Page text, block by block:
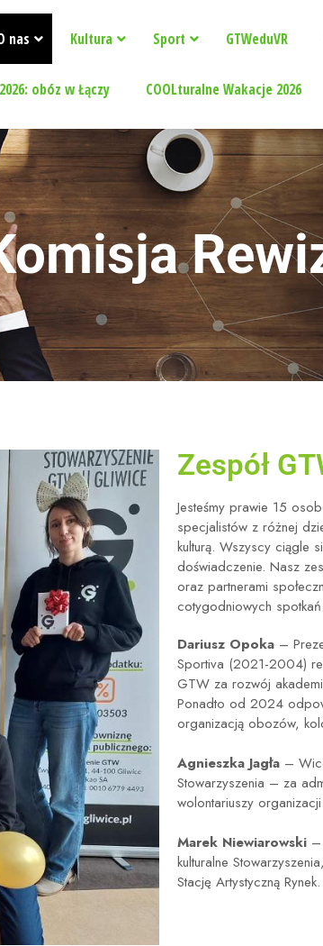
nas Kultura Sport GTWeduVR
obóz w Łączy COOLturalne Wakacje 2026
Zespół
Jesteśmy prawie 15
specjalistów z różnej
kulturą. Wszyscy ciągle
doświadczenie. Nasz
oraz partnerami
cotygodniowych spotkań.
Dariusz Opoka –
Sportiva (2021-2004)
GTW za rozwój
Ponadto od 2024
organizacją obozów,
Agnieszka Jagła –
Stowarzyszenia – za
wolontariuszy organizacji.
Marek Niewiarowski –
kulturalne
Stację Artystyczną